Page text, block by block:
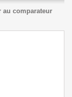
au comparateur